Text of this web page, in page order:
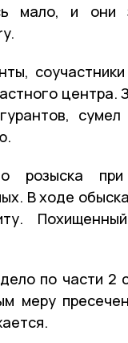
мало, и они
центра.
розыска
В ходе
по части 2
меру